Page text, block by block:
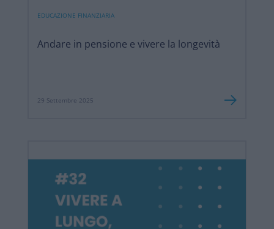
EDUCAZIONE FINANZIARIA
Andare in pensione e vivere la longevità
29 Settembre 2025